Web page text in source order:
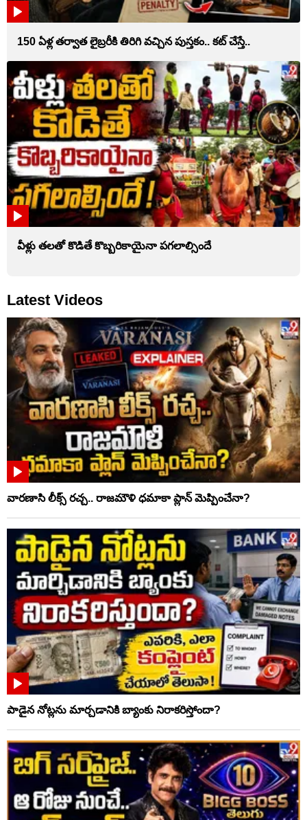
150 ఏళ్ల తర్వాత లైబ్రరీకి తిరిగి వచ్చిన పుస్తకం.. కట్ చేస్తే..
వీళ్లు తలతో కొడితే కొబ్బరికాయైనా పగలాల్సిందే
Latest Videos
వారణాసి లీక్స్ రచ్చ.. రాజమౌళి ధమాకా ప్లాన్ మెప్పించేనా?
పాడైన నోట్లను మార్చడానికి బ్యాంకు నిరాకరిస్తోందా?